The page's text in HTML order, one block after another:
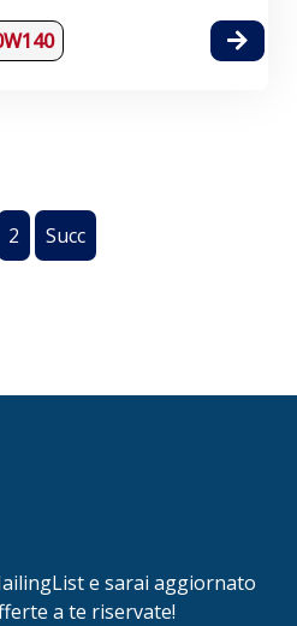
2 Succ
e sarai aggiornato
a te riservate!